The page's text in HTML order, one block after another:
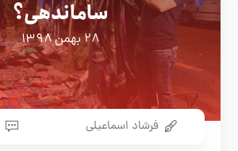
ساماندهی؟
۲۸ بهمن ۱۳۹۸
فرشاد اسماعیلی